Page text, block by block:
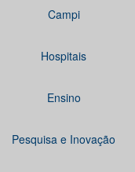
Campi
Hospitais
Ensino
Pesquisa e Inovação